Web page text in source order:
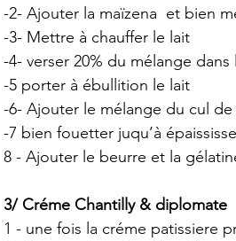
-2- Ajouter la maïzena  et bien
-3- Mettre à chauffer le lait
-4- verser 20% du mélange
-5 porter à ébullition le lait
-6- Ajouter le mélange du cul
-7 bien fouetter juqu’à
8 - Ajouter le beurre et la
3/ Créme Chantilly & diplomate
1 - une fois la créme patissiere